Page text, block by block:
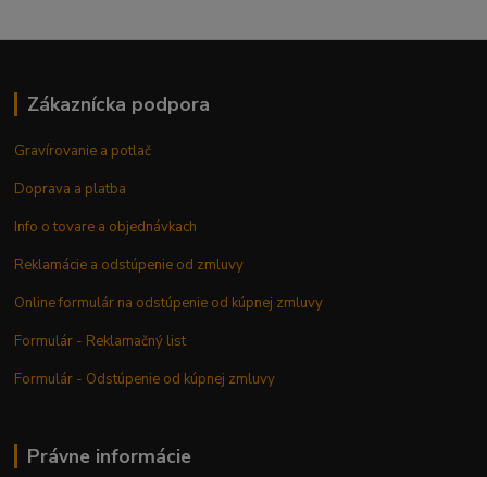
Zákaznícka podpora
Gravírovanie a potlač
Doprava a platba
Info o tovare a objednávkach
Reklamácie a odstúpenie od zmluvy
Online formulár na odstúpenie od kúpnej zmluvy
Formulár - Reklamačný list
Formulár - Odstúpenie od kúpnej zmluvy
Právne informácie